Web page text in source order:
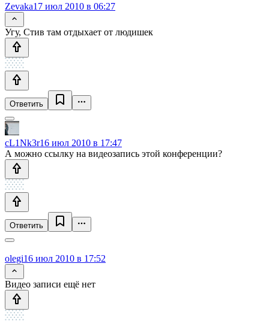
Zevaka17 июл 2010 в 06:27
Угу, Стив там отдыхает от людишек
Ответить
cL1Nk3r16 июл 2010 в 17:47
А можно ссылку на видеозапись этой конференции?
Ответить
olegi16 июл 2010 в 17:52
Видео записи ещё нет